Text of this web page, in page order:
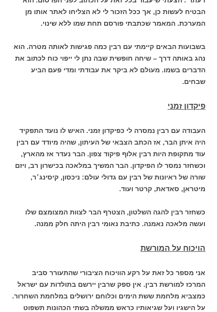
הבטיח לעשות כן, אך ככל הזכור לי לא הצליחו לאתר אותו מן
המערכת. המאמר שכתבתי פורסם תחת שמו ללא שינוי.
בשבועות הבאים קיימתי עם רבין כמה פגישות לאותה מטרה. הוא
נהג באותה דרך – שיחה חופשית שבה נתן לי ייפוי כוח לכתוב את
הדברים בשמו. מעולם לא ביקר את עבודתי ומדי פעם הביע
שבחים.
פיקדון זמני
העבודה עם רבין נמסרה לי כפיקדון זמני. האיש לו נועד התפקיד
היה איתן הבר, אז הכתב הצבאי של העיתון, שהיה מיודד עם רבין
עוד מתקופת היות רבין אלוף פיקוד צפון. הבר נעדר אז מהארץ,
וכשחזר נמסר לו הפיקדון. הבר המשיך במלאכה בכישרון רב, ויזם
שורה של ראיונות של רבין עם גדולי עולם: ניכסון, קיסינג׳ר,
מיטראן, סאדאת, קרטר ועוד.
כשחזר רבין להגה השלטון, הצטרף הבר לצוות המצומצם שלו
ועשה מלאכה נאמנה. כתיבת נאומי רבין היתה חלק ממנה.
הויכוח על המורשת
אני מספר כל זאת על רקע הוויכוח הציבורי שהתעורר סביב
המרכז למורשת רבין. אין ספק שרבין יירשם בתולדות עם ישראל
כמצביא מלחמת ששת הימים וכלוחם ירושלים במלחמת השחרור.
על הישגיו ועל שגיאותיו כראש ממשלה בשתי הכהונות תשפוט